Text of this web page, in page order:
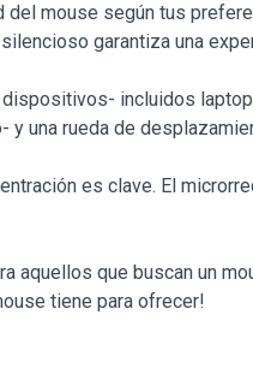
mouse según tus
garantiza una
incluidos
y una rueda de
es clave. El
aquellos que buscan un
tiene para ofrecer!